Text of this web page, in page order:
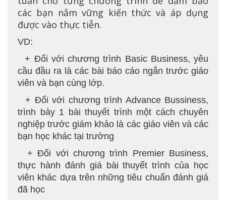
các bạn nắm vững kiến thức và áp dụng
được vào thực tiễn.
VD:
+ Đối với chương trình Basic Business, yêu
cầu đầu ra là các bài báo cáo ngắn trước giáo
viên và bạn cùng lớp.
+ Đối với chương trình Advance Bussiness,
trình bày 1 bài thuyết trình một cách chuyên
nghiệp trước giám khảo là các giáo viên và các
bạn học khác tại trường
+ Đối với chương trình Premier Business,
thực hành đánh giá bài thuyết trình của học
viên khác dựa trên những tiêu chuẩn đánh giá
đã học